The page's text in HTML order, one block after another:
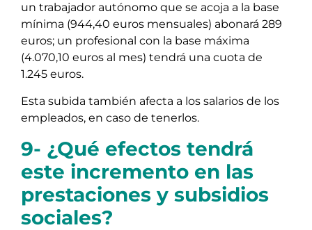
un trabajador autónomo que se acoja a la base
mínima (944,40 euros mensuales) abonará 289
euros; un profesional con la base máxima
(4.070,10 euros al mes) tendrá una cuota de
1.245 euros.
Esta subida también afecta a los salarios de los
empleados, en caso de tenerlos.
9- ¿Qué efectos tendrá
este incremento en las
prestaciones y subsidios
sociales?